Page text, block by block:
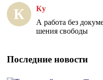
К Ку
А работа без
шения свободы
Последние новости